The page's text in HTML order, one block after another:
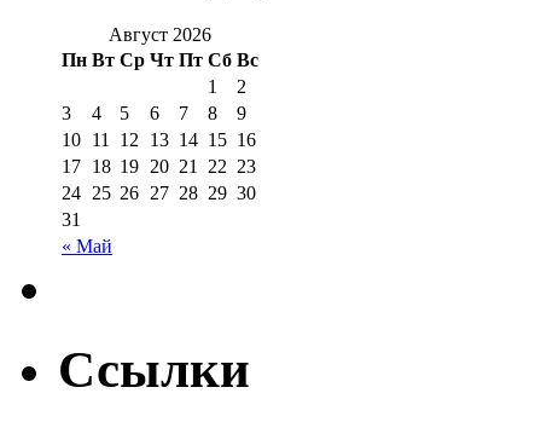
Август 2026
Пн Вт Ср Чт Пт Сб Вс
« Май
1
2
3
4 5 6 7 8
9
10 11 12 13 14 15 16
17 18 19 20 21 22 23
24 25 26 27 28 29 30
31
Ссылки